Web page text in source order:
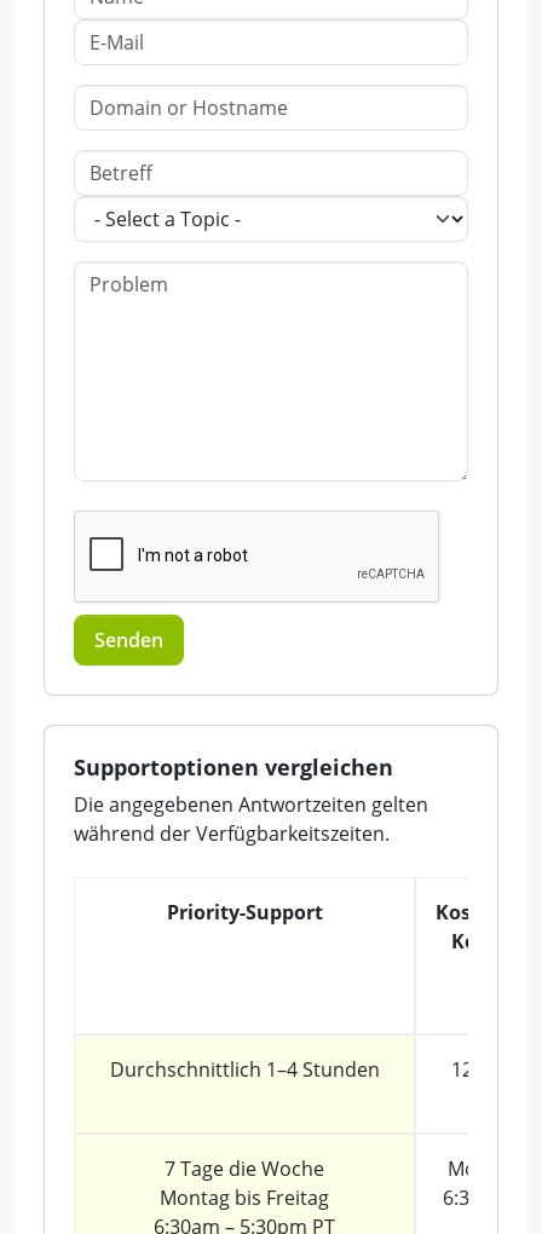
Senden
Supportoptionen vergleichen
Die angegebenen Antwortzeiten gelten
während der Verfügbarkeitszeiten.
Priority-Support
Durchschnittlich 1–4 Stunden 12–24
7 Tage die Woche
Montag bis Freitag
6:30am – 5:30pm PT
6:30am –